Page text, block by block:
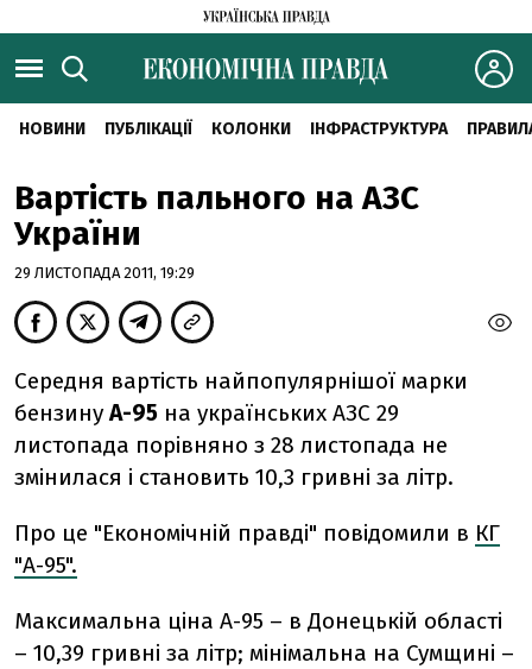
НОВИНИ ПУБЛІКАЦІЇ КОЛОНКИ ІНФРАСТРУКТУРА
Вартість пального на АЗС
України
29 ЛИСТОПАДА 2011, 19:29
Середня вартість найпопулярнішої марки
бензинуА-95 на українських АЗС 29
листопада порівняно з 28 листопада не
змінилася і становить 10,3 гривні за літр.
Про це "Економічній правді" повідомили в КГ
"А-95".
Максимальна ціна А-95 – в Донецькій області
– 10,39 гривні за літр; мінімальна на Сумщині –